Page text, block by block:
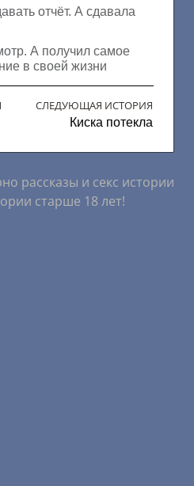
отчёт. А сдавала
А получил самое
в своей жизни
СЛЕДУЮЩАЯ ИСТОРИЯ
Киска потекла
рассказы и секс истории
старше 18 лет!